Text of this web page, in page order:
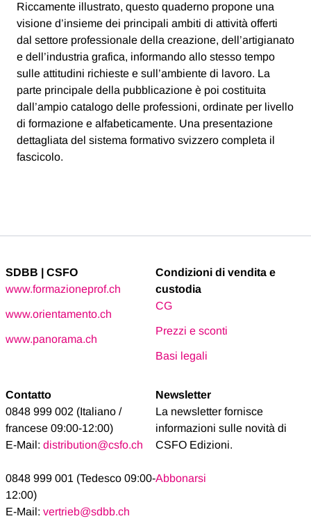
Riccamente illustrato, questo quaderno propone una
visione d’insieme dei principali ambiti di attività offerti
dal settore professionale della creazione, dell’artigianato
e dell’industria grafica, informando allo stesso tempo
sulle attitudini richieste e sull’ambiente di lavoro. La
parte principale della pubblicazione è poi costituita
dall’ampio catalogo delle professioni, ordinate per livello
di formazione e alfabeticamente. Una presentazione
dettagliata del sistema formativo svizzero completa il
fascicolo.
SDBB | CSFO
www.formazioneprof.ch
www.orientamento.ch
www.panorama.ch
Condizioni di vendita e
custodia
CG
Prezzi e sconti
Basi legali
Contatto
0848 999 002 (Italiano /
francese 09:00-12:00)
E-Mail: distribution@csfo.ch
0848 999 001 (Tedesco 09:00-
12:00)
E-Mail: vertrieb@sdbb.ch
Newsletter
La newsletter fornisce
informazioni sulle novità di
CSFO Edizioni.
Abbonarsi